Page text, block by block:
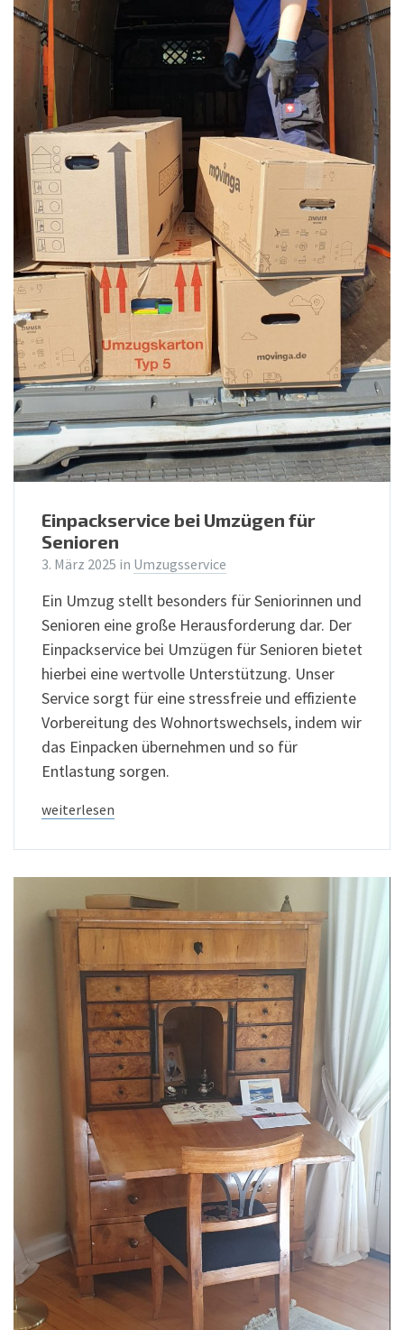
Einpackservice bei Umzügen für
Senioren
3. März 2025 in Umzugsservice
Ein Umzug stellt besonders für Seniorinnen und
Senioren eine große Herausforderung dar. Der
Einpackservice bei Umzügen für Senioren bietet
hierbei eine wertvolle Unterstützung. Unser
Service sorgt für eine stressfreie und effiziente
Vorbereitung des Wohnortswechsels, indem wir
das Einpacken übernehmen und so für
Entlastung sorgen.
weiterlesen